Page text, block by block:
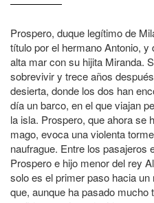
Prospero, duque legítimo de
título por el hermano Antonio,
alta mar con su hijita Miranda.
sobrevivir y trece años
desierta, donde los dos han
día un barco, en el que viajan
la isla. Prospero, que ahora se
mago, evoca una violenta
naufrague. Entre los pasajeros
Prospero e hijo menor del rey
solo es el primer paso hacia
que, aunque ha pasado mucho